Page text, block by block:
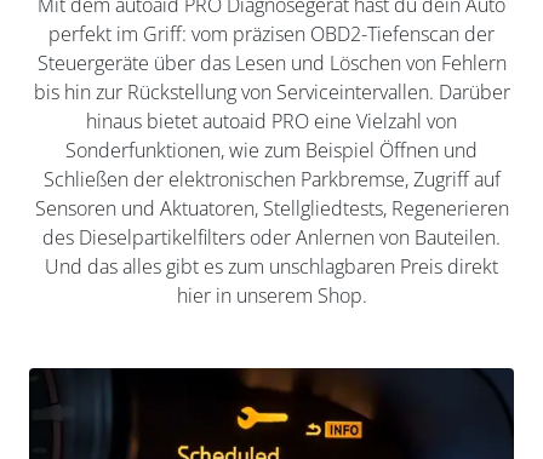
perfekt im Griff: vom präzisen OBD2-Tiefenscan der
Steuergeräte über das Lesen und Löschen von Fehlern
bis hin zur Rückstellung von Serviceintervallen. Darüber
hinaus bietet autoaid PRO eine Vielzahl von
Sonderfunktionen, wie zum Beispiel Öffnen und
Schließen der elektronischen Parkbremse, Zugriff auf
Sensoren und Aktuatoren, Stellgliedtests, Regenerieren
des Dieselpartikelfilters oder Anlernen von Bauteilen.
Und das alles gibt es zum unschlagbaren Preis direkt
hier in unserem Shop.